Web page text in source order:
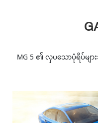
MG 5 ၏ လှပသောပုံရိပ်မျ